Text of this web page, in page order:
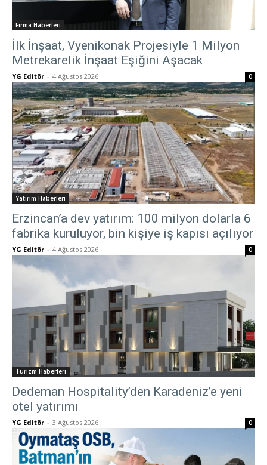
Firma Haberleri
İlk İnşaat, Vyenikonak Projesiyle 1 Milyon
Metrekarelik İnşaat Eşiğini Aşacak
YG Editör - 4 Ağustos 2026 0
Yatırım Haberleri
Erzincan’a dev yatırım: 100 milyon dolarla 6
fabrika kuruluyor, bin kişiye iş kapısı açılıyor
YG Editör - 4 Ağustos 2026 0
Turizm Haberleri
Dedeman Hospitality’den Karadeniz’e yeni
otel yatırımı
YG Editör - 3 Ağustos 2026 0